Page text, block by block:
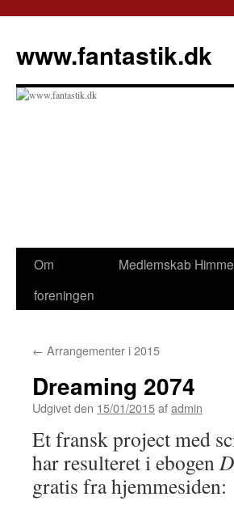
indhold
www.fantastik.dk
Om
foreningen
Medlemskab
← Arrangementer i 2015
Dreaming 2074
Udgivet den 15/01/2015afadmin
Et fransk project med
har resulteret i ebogen
gratis fra hjemmesiden: